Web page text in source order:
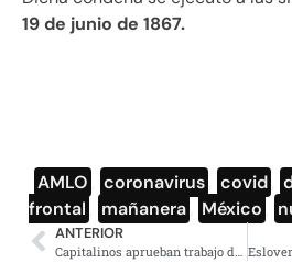
19 de junio de 1867.
AMLO coronavirus covid
frontal
mañanera México
ANTERIOR